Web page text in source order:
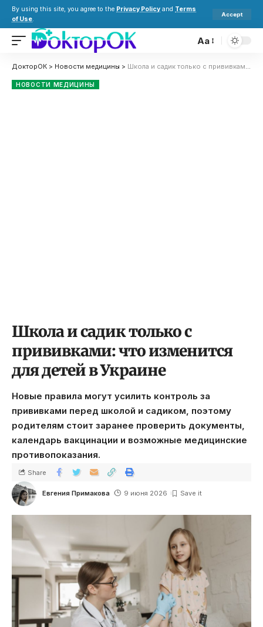
By using this site, you agree to the Privacy Policy and Terms
of Use.
Accept
Aa
ДокторОК > Новости медицины > Школа и садик только с прививками: что изменится для детей в Украине
НОВОСТИ МЕДИЦИНЫ
Школа и садик только с
прививками: что изменится
для детей в Украине
Новые правила могут усилить контроль за
прививками перед школой и садиком, поэтому
родителям стоит заранее проверить документы,
календарь вакцинации и возможные медицинские
противопоказания.
Евгения Примакова 9 июня 2026
Share